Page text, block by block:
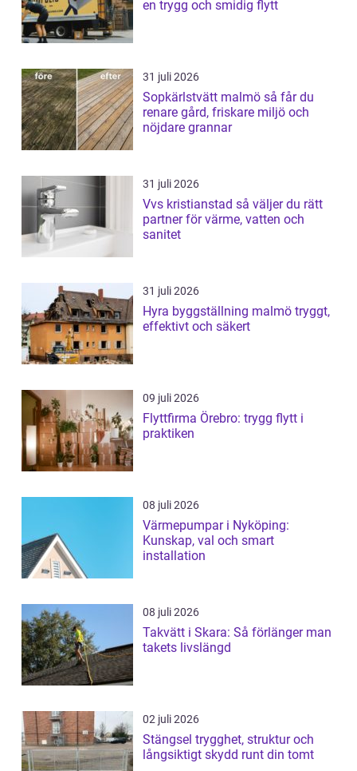
en trygg och smidig flytt
31 juli 2026
Sopkärlstvätt malmö så får du
renare gård, friskare miljö och
nöjdare grannar
31 juli 2026
Vvs kristianstad så väljer du rätt
partner för värme, vatten och
sanitet
31 juli 2026
Hyra byggställning malmö tryggt,
effektivt och säkert
09 juli 2026
Flyttfirma Örebro: trygg flytt i
praktiken
08 juli 2026
Värmepumpar i Nyköping:
Kunskap, val och smart
installation
08 juli 2026
Takvätt i Skara: Så förlänger man
takets livslängd
02 juli 2026
Stängsel trygghet, struktur och
långsiktigt skydd runt din tomt